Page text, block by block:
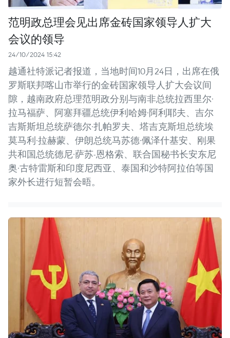
范明政总理会见出席金砖国家领导人扩大
会议的领导
24/10/2024 15:42
越通社特派记者报道，当地时间10月24日，出席在俄
罗斯联邦喀山市举行的金砖国家领导人扩大会议间
隙，越南政府总理范明政分别与南非总统拉西里尔·
拉马福萨、阿塞拜疆总统伊利哈姆·阿利耶夫、吉尔
吉斯斯坦总统萨德尔·扎帕罗夫、塔吉克斯坦总统埃
莫马利·拉赫蒙、伊朗总统马苏德·佩泽什基安、刚果
共和国总统德尼·萨苏-恩格索、联合国秘书长安东尼
奥·古特雷斯和印度尼西亚、泰国和沙特阿拉伯等国
家外长进行短暂会晤。